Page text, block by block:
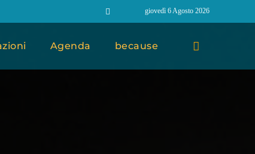
giovedì 6 Agosto 2026
Agenda because